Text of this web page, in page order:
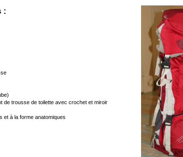
:
de trousse de toilette avec crochet et miroir
et à la forme anatomiques